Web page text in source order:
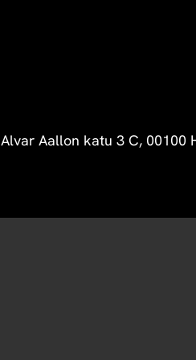
Alvar Aallon katu 3 C, 00100